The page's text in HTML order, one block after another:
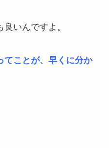
いんですよ。
てことが、早くに分か